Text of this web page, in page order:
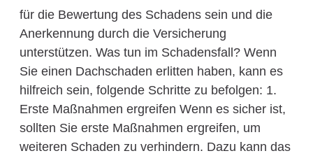
für die Bewertung des Schadens sein und die
Anerkennung durch die Versicherung
unterstützen. Was tun im Schadensfall? Wenn
Sie einen Dachschaden erlitten haben, kann es
hilfreich sein, folgende Schritte zu befolgen: 1.
Erste Maßnahmen ergreifen Wenn es sicher ist,
sollten Sie erste Maßnahmen ergreifen, um
weiteren Schaden zu verhindern. Dazu kann das